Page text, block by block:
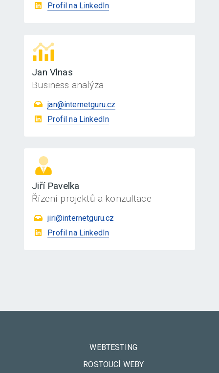
Profil na LinkedIn
Jan Vlnas
Business analýza
jan@internetguru.cz
Profil na LinkedIn
Jiří Pavelka
Řízení projektů a konzultace
jiri@internetguru.cz
Profil na LinkedIn
WEBTESTING
ROSTOUCÍ WEBY